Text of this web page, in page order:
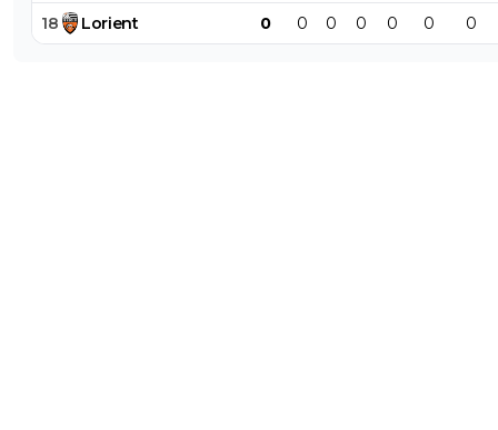
18 Lorient 0 0 0 0 0 0 0